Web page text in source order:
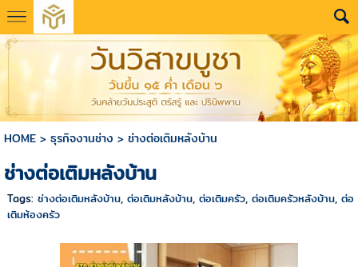
HOME> ธุรกิจงานช่าง > ช่างต่อเติมหลังบ้าน
ช่างต่อเติมหลังบ้าน
Tags: ช่างต่อเติมหลังบ้าน, ต่อเติมหลังบ้าน, ต่อเติมครัว, ต่อเติมครัวหลังบ้าน, ต่อ
เติมห้องครัว